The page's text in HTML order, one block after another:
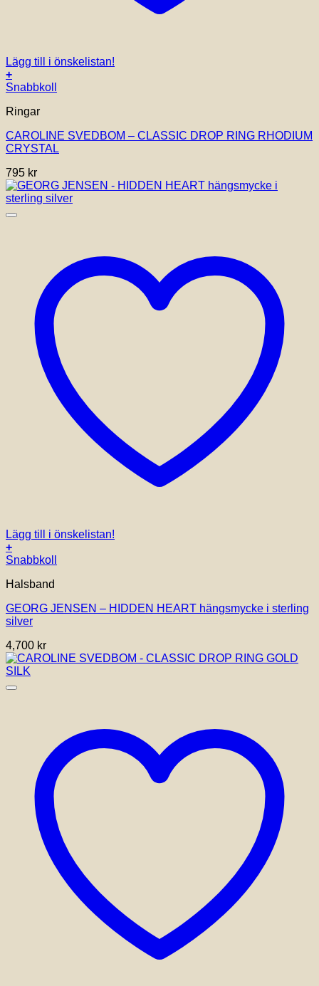
Lägg till i önskelistan!
+
Snabbkoll
Ringar
CAROLINE SVEDBOM – CLASSIC DROP RING RHODIUM
CRYSTAL
795 kr
Lägg till i önskelistan!
+
Snabbkoll
Halsband
GEORG JENSEN – HIDDEN HEART hängsmycke i sterling
silver
4,700 kr